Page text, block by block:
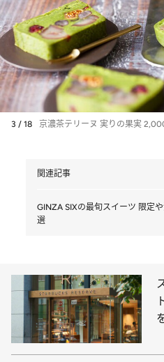
3 / 18 京濃茶テリーヌ 実りの果実
関連記事
GINZA SIXの最旬スイーツ 限定
選